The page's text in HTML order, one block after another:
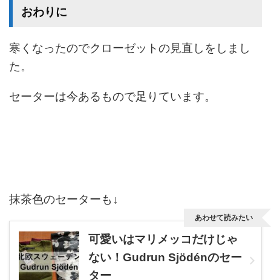
おわりに
寒くなったのでクローゼットの見直しをしまし
た。
セーターは今あるもので足りています。
抹茶色のセーターも↓
可愛いはマリメッコだけじゃ
ない！Gudrun Sjödénのセー
ター
あわせて読みたい